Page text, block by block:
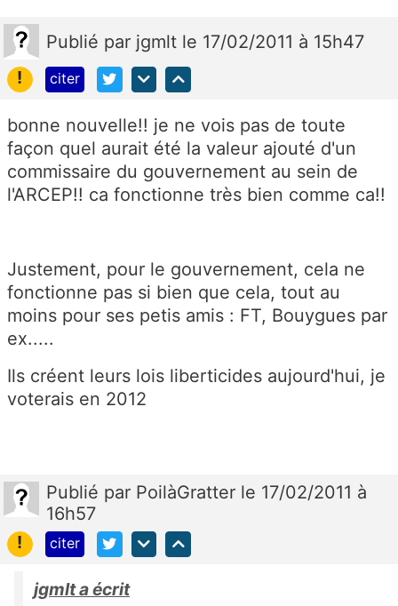
Publié par jgmlt le 17/02/2011 à 15h47
!
citer
bonne nouvelle!! je ne vois pas de toute
façon quel aurait été la valeur ajouté d'un
commissaire du gouvernement au sein de
l'ARCEP!! ca fonctionne très bien comme ca!!
Justement, pour le gouvernement, cela ne
fonctionne pas si bien que cela, tout au
moins pour ses petis amis : FT, Bouygues par
ex.....
Ils créent leurs lois liberticides aujourd'hui, je
voterais en 2012
Publié par PoilàGratter le 17/02/2011 à
16h57
!
citer
jgmlt a écrit